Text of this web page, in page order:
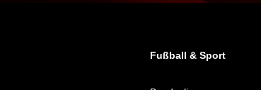
Fußball & Sport